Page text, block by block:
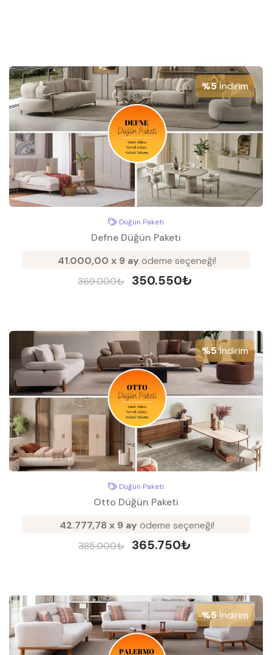
%5İndirim
Düğün Paketi
Defne Düğün Paketi
41.000,00 x 9 ay ödeme seçeneği!
369.000₺
350.550₺
%5İndirim
Düğün Paketi
Otto Düğün Paketi
42.777,78 x 9 ay ödeme seçeneği!
385.000₺
365.750₺
%5İndirim